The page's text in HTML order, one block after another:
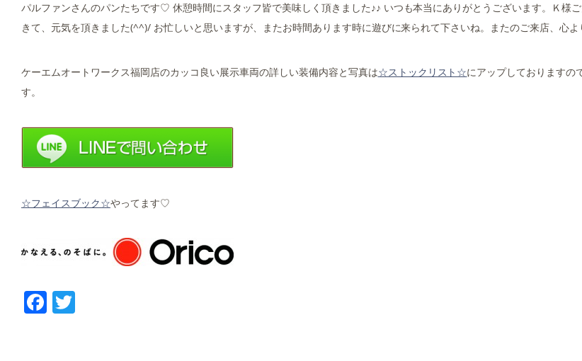
パルファンさんのパンたちです♡ 休憩時間にスタッフ皆で美味しく頂きました♪♪ いつも本当にありがとうございます。Ｋ様
きて、元気を頂きました(^^)/ お忙しいと思いますが、またお時間あります時に遊びに来られて下さいね。またのご来店、心よ
ケーエムオートワークス福岡店のカッコ良い展示車両の詳しい装備内容と写真は☆ストックリスト☆にアップしておりますの
す。
☆フェイスブック☆やってます♡
Facebook